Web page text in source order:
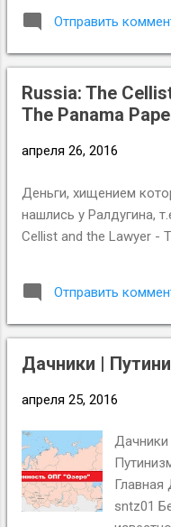
от коммерсантов,
финансировать их из
Отсюда – новая волна
ручейки, чиновники
нагрузку на
приведет к массовому
данных процесса
0,7–1,2% на
Подробнее:
Отправить
Russia: The
The Panama
апреля 26, 2016
Деньги, хищением
нашлись у Ралдугина,
Cellist and the Lawyer -
Отправить
Дачники |
апреля 25, 2016
Главная
sntz01